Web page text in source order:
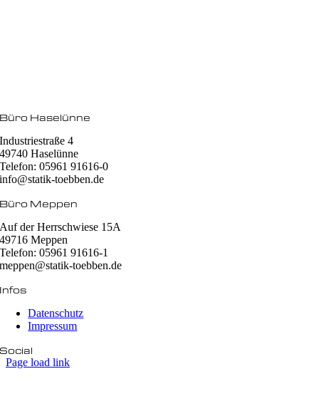
Büro Haselünne
Industriestraße 4
49740 Haselünne
Telefon: 05961 91616-0
info@statik-toebben.de
Büro Meppen
Auf der Herrschwiese 15A
49716 Meppen
Telefon: 05961 91616-1
meppen@statik-toebben.de
Infos
Datenschutz
Impressum
Social
Page load link